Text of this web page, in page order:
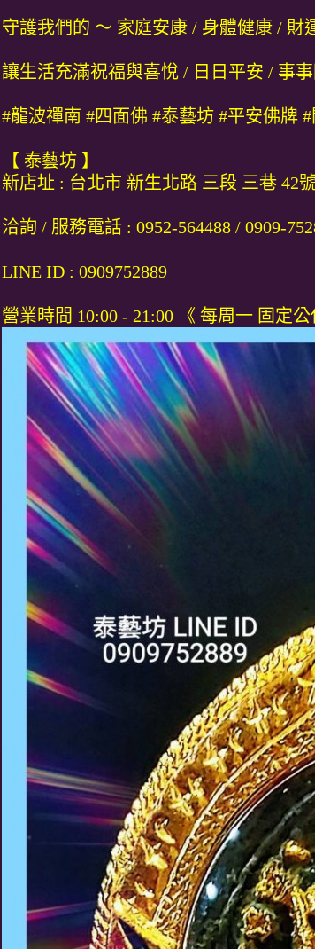
守護我們的 ～ 家庭安康 / 身體健康 / 財
讓生活充滿祝福與喜悅 / 日日平安 / 事
#龍波禪南 #四面佛 #泰藝坊 #平安佛牌
【 泰藝坊 】
新店址 : 台北市 新生北路 三段 三巷 42
洽詢 / 服務電話 : 0952-564488 / 0909-
LINE ID : 0909752889
營業時間 10:00 - 21:00 《 每周一 固定公